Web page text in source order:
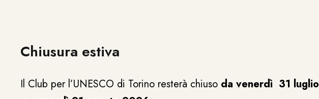
Chiusura estiva
Il Club per l’UNESCO di Torino resterà chiuso da venerdì 31 luglio